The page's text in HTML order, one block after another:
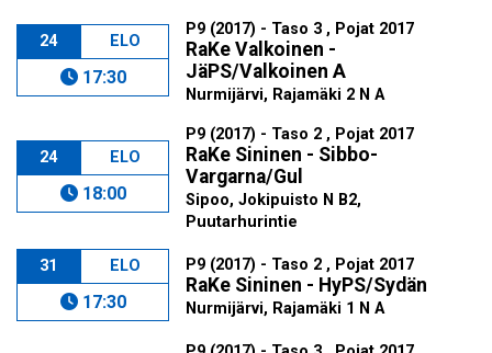
24 ELO
17:30
P9 (2017) - Taso 3 , Pojat 2017
RaKe Valkoinen -
JäPS/Valkoinen A
Nurmijärvi, Rajamäki 2 N A
24 ELO
18:00
P9 (2017) - Taso 2 , Pojat 2017
RaKe Sininen - Sibbo-
Vargarna/Gul
Sipoo, Jokipuisto N B2,
Puutarhurintie
31 ELO
17:30
P9 (2017) - Taso 2 , Pojat 2017
RaKe Sininen - HyPS/Sydän
Nurmijärvi, Rajamäki 1 N A